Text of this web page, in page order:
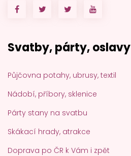
Svatby, párty, oslavy
Půjčovna potahy, ubrusy, textil
Nádobí, příbory, sklenice
Párty stany na svatbu
Skákací hrady, atrakce
Doprava po ČR k Vám i zpět